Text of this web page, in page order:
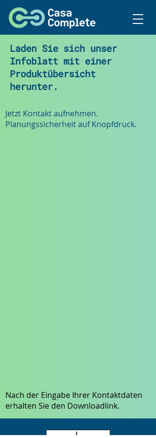
Laden Sie sich unser
Infoblatt mit einer
Produktübersicht
herunter.
Jetzt Kontakt aufnehmen.
Planungssicherheit auf Knopfdruck.
Nach der Eingabe Ihrer Kontaktdaten
erhalten Sie den Downloadlink.